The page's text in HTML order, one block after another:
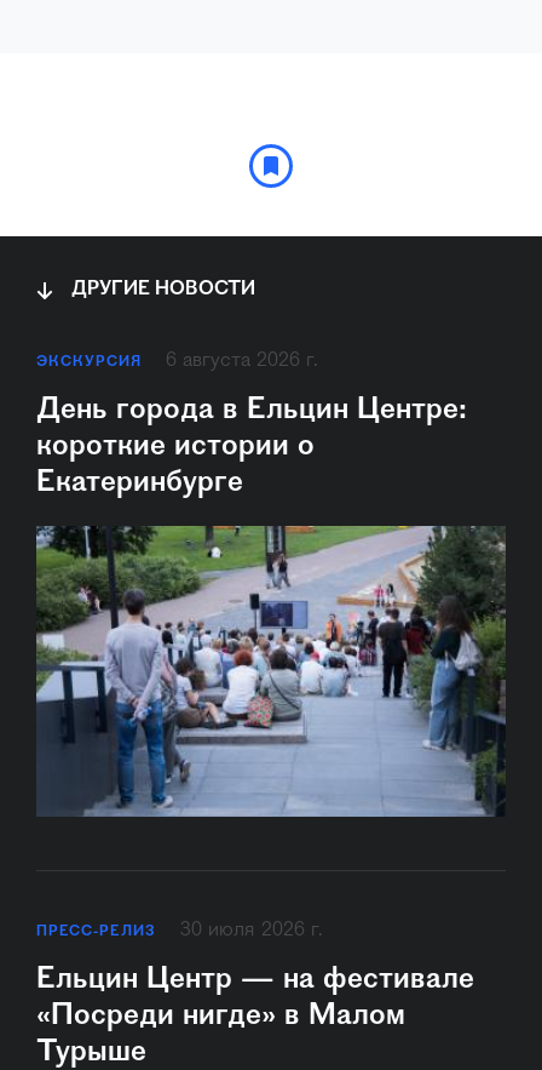
ДРУГИЕ НОВОСТИ
ЭКСКУРСИЯ 6 августа 2026 г.
День города в Ельцин Центре:
короткие истории о
Екатеринбурге
ПРЕСС-РЕЛИЗ 30 июля 2026 г.
Ельцин Центр — на фестивале
«Посреди нигде» в Малом
Турыше